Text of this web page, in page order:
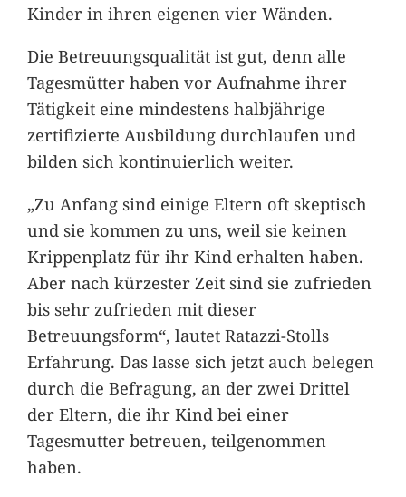
Kinder in ihren eigenen vier Wänden.
Die Betreuungsqualität ist gut, denn alle
Tagesmütter haben vor Aufnahme ihrer
Tätigkeit eine mindestens halbjährige
zertifizierte Ausbildung durchlaufen und
bilden sich kontinuierlich weiter.
„Zu Anfang sind einige Eltern oft skeptisch
und sie kommen zu uns, weil sie keinen
Krippenplatz für ihr Kind erhalten haben.
Aber nach kürzester Zeit sind sie zufrieden
bis sehr zufrieden mit dieser
Betreuungsform“, lautet Ratazzi-Stolls
Erfahrung. Das lasse sich jetzt auch belegen
durch die Befragung, an der zwei Drittel
der Eltern, die ihr Kind bei einer
Tagesmutter betreuen, teilgenommen
haben.